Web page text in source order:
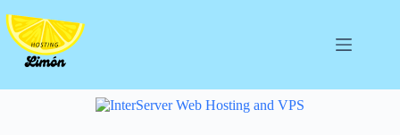
al
contenido